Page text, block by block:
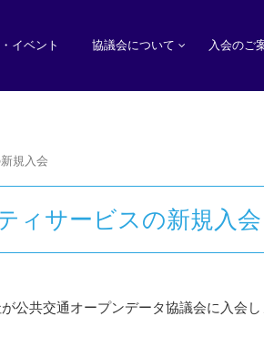
イベント 協議会について 入会のご
規入会
ィサービスの新規入会
公共交通オープンデータ協議会に入会し